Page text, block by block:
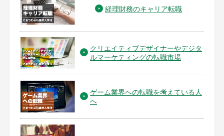
経理財務のキャリア転職
クリエイティブデザイナーやデジタ
ルマーケティングの転職市場
ゲーム業界への転職を考えている人
へ